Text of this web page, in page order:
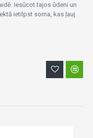
Iesūcot tajos ūdeni un
ietilpst soma, kas ļauj